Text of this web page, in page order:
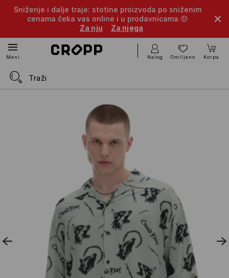
Sniženje i dalje traje: stotine proizvoda po sniženim
cenama čeka vas online i u prodavnicama 🤑
Za nju
Za njega
Meni Nalog Omiljeno Korpa